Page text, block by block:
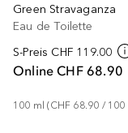
Green Stravaganza
Eau de Toilette
S-Preis CHF 119.00
Online CHF 68.90
100 ml (CHF 68.90 / 100